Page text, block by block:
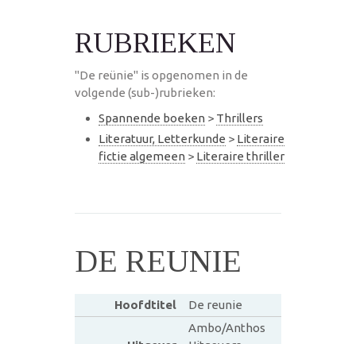
RUBRIEKEN
"De reünie" is opgenomen in de
volgende (sub-)rubrieken:
Spannende boeken > Thrillers
Literatuur, Letterkunde > Literaire
fictie algemeen > Literaire thriller
DE REUNIE
Hoofdtitel De reunie
Ambo/Anthos